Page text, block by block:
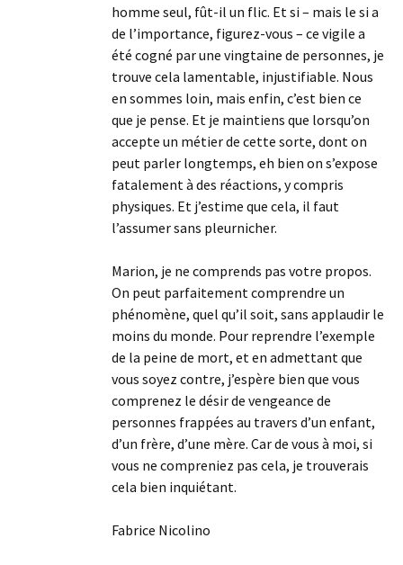
homme seul, fût-il un flic. Et si – mais le si a
de l’importance, figurez-vous – ce vigile a
été cogné par une vingtaine de personnes, je
trouve cela lamentable, injustifiable. Nous
en sommes loin, mais enfin, c’est bien ce
que je pense. Et je maintiens que lorsqu’on
accepte un métier de cette sorte, dont on
peut parler longtemps, eh bien on s’expose
fatalement à des réactions, y compris
physiques. Et j’estime que cela, il faut
l’assumer sans pleurnicher.
Marion, je ne comprends pas votre propos.
On peut parfaitement comprendre un
phénomène, quel qu’il soit, sans applaudir le
moins du monde. Pour reprendre l’exemple
de la peine de mort, et en admettant que
vous soyez contre, j’espère bien que vous
comprenez le désir de vengeance de
personnes frappées au travers d’un enfant,
d’un frère, d’une mère. Car de vous à moi, si
vous ne compreniez pas cela, je trouverais
cela bien inquiétant.
Fabrice Nicolino